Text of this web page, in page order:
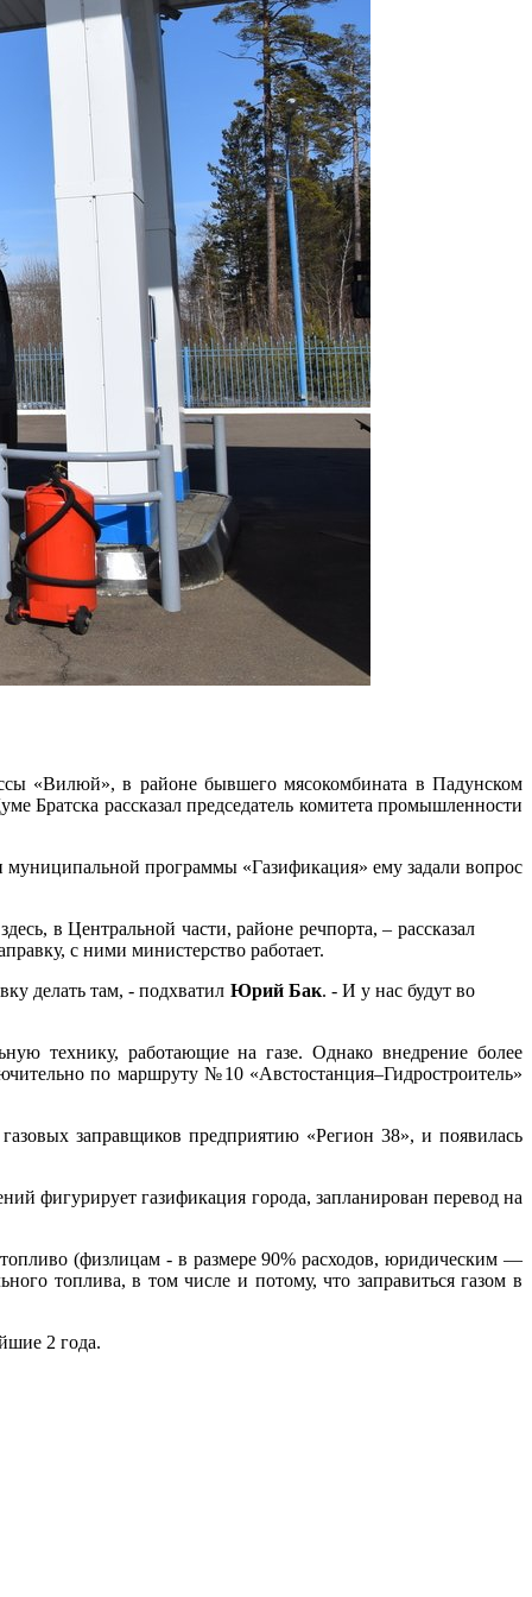
«Вилюй», в районе бывшего мясокомбината в Падунском
Братска рассказал председатель комитета промышленности
муниципальной программы «Газификация» ему задали вопрос
в Центральной части, районе речпорта, – рассказал
с ними министерство работает.
делать там, - подхватил Юрий Бак. - И у нас будут во
технику, работающие на газе. Однако внедрение более
по маршруту №10 «Австостанция–Гидростроитель»
заправщиков предприятию «Регион 38», и появилась
фигурирует газификация города, запланирован перевод на
(физлицам - в размере 90% расходов, юридическим —
топлива, в том числе и потому, что заправиться газом в
2 года.